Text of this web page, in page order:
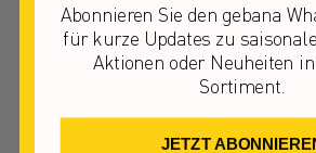
Nach griechischer Art,
Lieferung am 24.06.2026
Vorbestellbar ab: Frühling
CHF 64 1.3 kg
CHF 49.23 / 1 kg
Abonnieren Sie den gebana
für kurze Updates zu
Aktionen oder Neuheiten
Sortiment.
JETZT